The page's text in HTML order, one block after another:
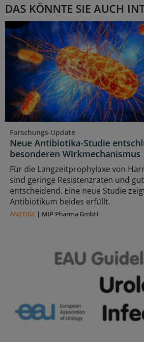
DAS KÖNNTE SIE AUCH
Forschungs-Update
Neue Antibiotika-Studie
besonderen Wirkmechanismus
Für die Langzeitprophylaxe von
sind geringe Resistenzraten und
entscheidend. Eine neue Studie
Antibiotikum beides erfüllt.
ANZEIGE | MIP Pharma GmbH